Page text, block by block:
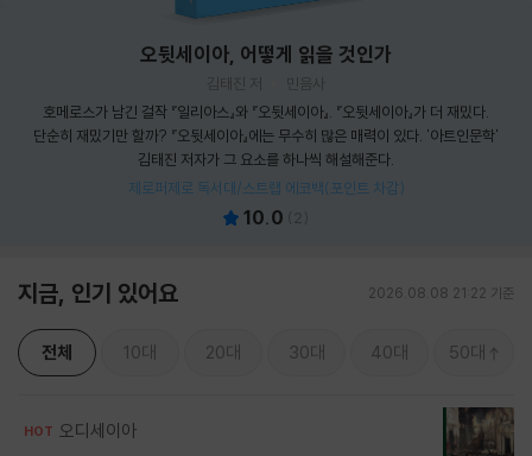
오뒷세이아, 어떻게 읽을 것인가
김태진 저
민음사
호메로스가 남긴 걸작 『일리아스』와 『오뒷세이아』. 『오뒷세이아』가 더 재밌다.
단순히 재밌기만 할까? 『오뒷세이아』에는 무수히 많은 매력이 있다. '아트인문학'
김태진 저자가 그 요소를 하나씩 해설해준다.
제로퍼제로 독서대/스트랩 에코백(포인트 차감)
10.0 ( 2)
지금, 인기 있어요 2026.08.08 21:22 기준
전체 10대 20대 30대 40대 50대
HOT 오디세이아